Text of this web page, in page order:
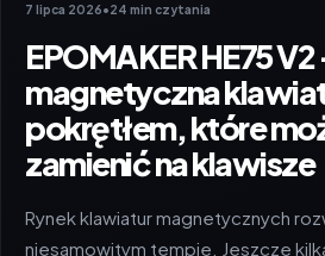
7 lipca 2026•24 min czytania
EPOMAKER HE75 V2
magnetyczna
pokrętłem, które
zamienić na klawisze
Rynek klawiatur magnetycznych
niesamowitym tempie. Jeszcze